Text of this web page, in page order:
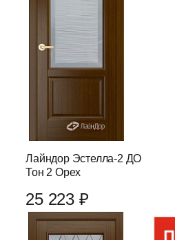
Лайндор Эстелла-2 ДО
Тон 2 Орех
25 223 ₽